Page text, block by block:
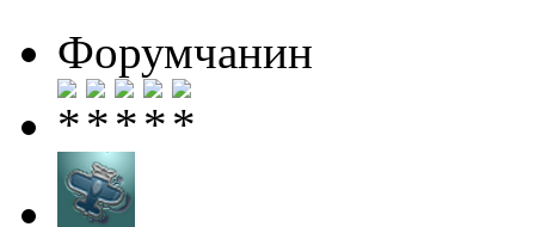
Форумчанин